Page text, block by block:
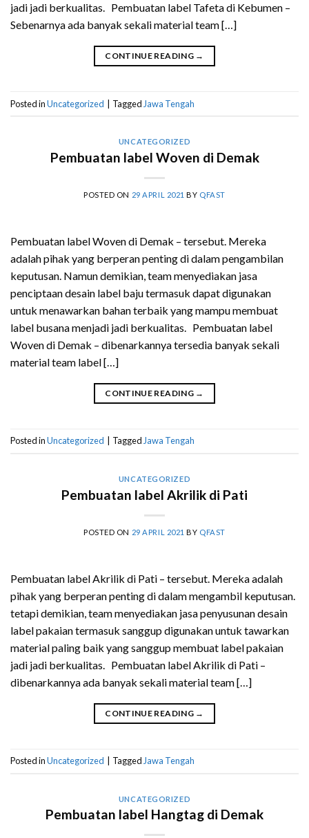
jadi jadi berkualitas. Pembuatan label Tafeta di Kebumen –
Sebenarnya ada banyak sekali material team […]
CONTINUE READING →
Posted inUncategorized Tagged Jawa Tengah
UNCATEGORIZED
Pembuatan label Woven di Demak
POSTED ON 29 APRIL 2021 BY QFAST
Pembuatan label Woven di Demak – tersebut. Mereka
adalah pihak yang berperan penting di dalam pengambilan
keputusan. Namun demikian, team menyediakan jasa
penciptaan desain label baju termasuk dapat digunakan
untuk menawarkan bahan terbaik yang mampu membuat
label busana menjadi jadi berkualitas. Pembuatan label
Woven di Demak – dibenarkannya tersedia banyak sekali
material team label […]
CONTINUE READING →
Posted inUncategorized TaggedJawa Tengah
UNCATEGORIZED
Pembuatan label Akrilik di Pati
POSTED ON 29 APRIL 2021 BY QFAST
Pembuatan label Akrilik di Pati – tersebut. Mereka adalah
pihak yang berperan penting di dalam mengambil keputusan.
tetapi demikian, team menyediakan jasa penyusunan desain
label pakaian termasuk sanggup digunakan untuk tawarkan
material paling baik yang sanggup membuat label pakaian
jadi jadi berkualitas. Pembuatan label Akrilik di Pati –
dibenarkannya ada banyak sekali material team […]
CONTINUE READING →
Posted inUncategorized Tagged Jawa Tengah
UNCATEGORIZED
Pembuatan label Hangtag di Demak